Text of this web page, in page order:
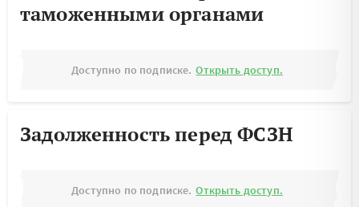
таможенными органами
Доступно по подписке. Открыть доступ.
Задолженность перед ФСЗН
Доступно по подписке. Открыть доступ.